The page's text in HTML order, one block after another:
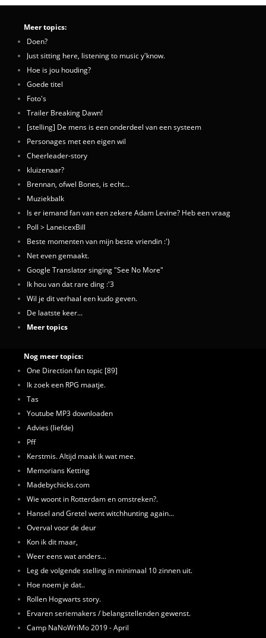
Meer topics:
Doen?
Just sitting here, listening to music y'know.
Hoe is jou houding?
Goede titel
Foto's
Trailer Breaking Dawn!
[stelling] De mens is een onderdeel van een systeem
Personages met een eigen wil
Cheerleader-story
kluizenaar?
Brennan, ofwel Bones, is echt...
Muziekbalk
Is er iemand fan van een zekere Adam Levine? Heb een vraag
Poll > LaneicexBill
Beste momenten van mijn beste vriendin :')
Net even gemaakt.
Google Translator singing "See No More"
Ik hou van dat rare ding :'3
Wil je dit verhaal een kudo geven.
De laatste keer...
Meer topics
Nog meer topics:
One Direction fan topic [89]
Ik zoek een RPG maatje.
Tas
Youtube MP3 downloaden
Advies (liefde)
Pff
Kerstmis. Altijd maak ik wat mee.
Memorians Ketting
Madebychicks.com
Wie woont in Rotterdam en omstreken?.
Hansel and Gretel went witchhunting again...
Overval voor de deur
Kon ik dit maar,
Weer eens wat anders...
Leg de volgende stelling in minimaal 10 zinnen uit.
Hoe noem je dat..
Rollen Hogwarts story.
Ervaren seriemakers / belangstellenden gewenst.
Camp NaNoWriMo 2019 - April